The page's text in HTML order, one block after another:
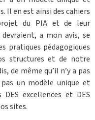
Il en est ainsi des cahiers
du PIA et de leur
a mon avis, se
pratiques pédagogiques
structures et de notre
de même qu’il n’y a pas
pas un modèle unique et
excellences et DES
sites.